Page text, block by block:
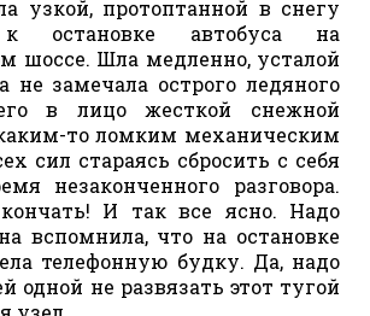
узкой, протоптанной в снегу
к остановке автобуса на
шоссе. Шла медленно, усталой
не замечала острого ледяного
в лицо жесткой снежной
то ломким механическим
сил стараясь сбросить с себя
незаконченного разговора.
И так все ясно. Надо
вспомнила, что на остановке
телефонную будку. Да, надо
одной не развязать этот тугой